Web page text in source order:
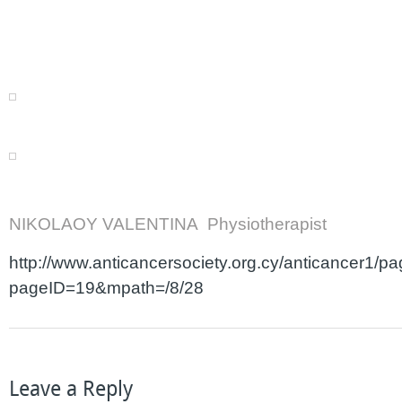
NIKOLAOY VALENTINA Physiotherapist
http://www.anticancersociety.org.cy/anticancer1/
pageID=19&mpath=/8/28
Leave a Reply